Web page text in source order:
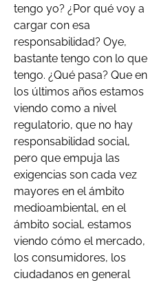
tengo yo? ¿Por qué voy a
cargar con esa
responsabilidad? Oye,
bastante tengo con lo que
tengo. ¿Qué pasa? Que en
los últimos años estamos
viendo como a nivel
regulatorio, que no hay
responsabilidad social,
pero que empuja las
exigencias son cada vez
mayores en el ámbito
medioambiental, en el
ámbito social, estamos
viendo cómo el mercado,
los consumidores, los
ciudadanos en general